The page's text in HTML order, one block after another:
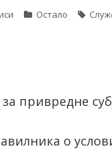
Остало
привредне
o